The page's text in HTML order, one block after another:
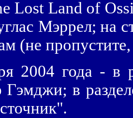
Lost Land of
Мэррел; на
(не
2004 года - в
Гэмджи; в